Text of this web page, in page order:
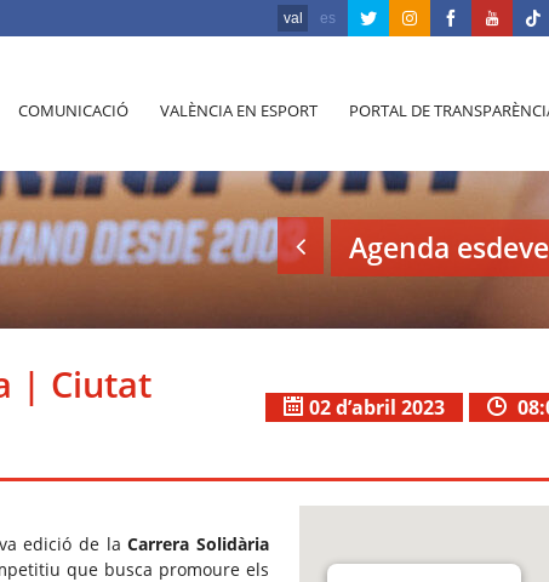
val es
COMUNICACIÓ VALÈNCIA EN ESPORT PORTAL DE
Agenda
| Ciutat
02 d’abril 2023
edició de laCarrera Solidària
que busca promoure els